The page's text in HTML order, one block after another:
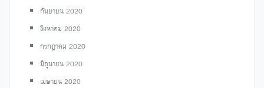
กันยายน 2020
สิงหาคม 2020
กรกฎาคม 2020
มิถุนายน 2020
เมษายน 2020